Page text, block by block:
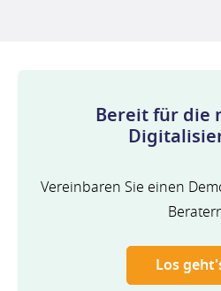
Bereit für die
Vereinbaren Sie einen
Los